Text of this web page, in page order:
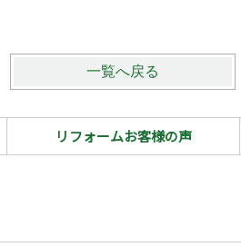
一覧へ戻る
リフォームお客様の声